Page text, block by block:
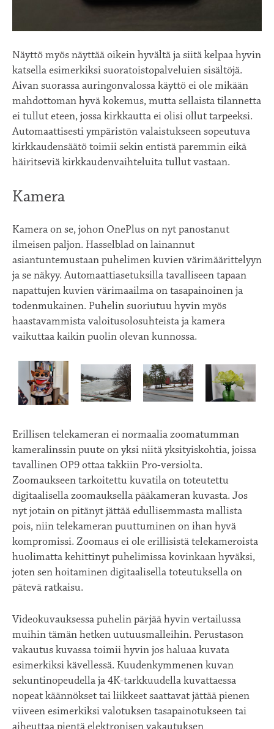
Näyttö myös näyttää oikein hyvältä ja siitä kelpaa hyvin
katsella esimerkiksi suoratoistopalveluien sisältöjä.
Aivan suorassa auringonvalossa käyttö ei ole mikään
mahdottoman hyvä kokemus, mutta sellaista tilannetta
ei tullut eteen, jossa kirkkautta ei olisi ollut tarpeeksi.
Automaattisesti ympäristön valaistukseen sopeutuva
kirkkaudensäätö toimii sekin entistä paremmin eikä
häiritseviä kirkkaudenvaihteluita tullut vastaan.
Kamera
Kamera on se, johon OnePlus on nyt panostanut
ilmeisen paljon. Hasselblad on lainannut
asiantuntemustaan puhelimen kuvien värimäärittelyyn
ja se näkyy. Automaattiasetuksilla tavalliseen tapaan
napattujen kuvien värimaailma on tasapainoinen ja
todenmukainen. Puhelin suoriutuu hyvin myös
haastavammista valoitusolosuhteista ja kamera
vaikuttaa kaikin puolin olevan kunnossa.
Erillisen telekameran ei normaalia zoomatumman
kameralinssin puute on yksi niitä yksityiskohtia, joissa
tavallinen OP9 ottaa takkiin Pro-versiolta.
Zoomaukseen tarkoitettu kuvatila on toteutettu
digitaalisella zoomauksella pääkameran kuvasta. Jos
nyt jotain on pitänyt jättää edullisemmasta mallista
pois, niin telekameran puuttuminen on ihan hyvä
kompromissi. Zoomaus ei ole erillisistä telekameroista
huolimatta kehittinyt puhelimissa kovinkaan hyväksi,
joten sen hoitaminen digitaalisella toteutuksella on
pätevä ratkaisu.
Videokuvauksessa puhelin pärjää hyvin vertailussa
muihin tämän hetken uutuusmalleihin. Perustason
vakautus kuvassa toimii hyvin jos haluaa kuvata
esimerkiksi kävellessä. Kuudenkymmenen kuvan
sekuntinopeudella ja 4K-tarkkuudella kuvattaessa
nopeat käännökset tai liikkeet saattavat jättää pienen
viiveen esimerkiksi valotuksen tasapainotukseen tai